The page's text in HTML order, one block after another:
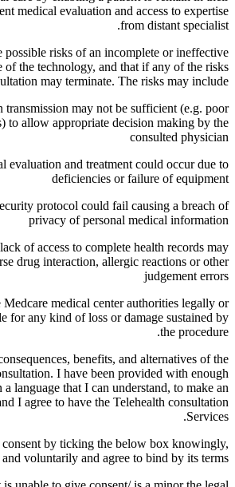
medical evaluation and access to expertise
from distant specialist.
possible risks of an incomplete or ineffective
of the technology, and that if any of the risks
may terminate. The risks may include:
transmission may not be sufficient (e.g. poor
to allow appropriate decision making by the
consulted physician
evaluation and treatment could occur due to
deficiencies or failure of equipment
protocol could fail causing a breach of
privacy of personal medical information
of access to complete health records may
drug interaction, allergic reactions or other
judgement errors
medical center authorities legally or
for any kind of loss or damage sustained by
the procedure.
benefits, and alternatives of the
I have been provided with enough
language that I can understand, to make an
I agree to have the Telehealth consultation
Services.
by ticking the below box knowingly,
voluntarily and agree to bind by its terms.